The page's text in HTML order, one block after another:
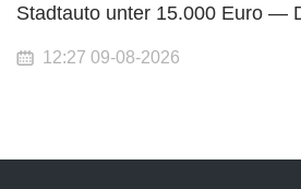
Stadtauto unter 15.000 Euro —
12:27 09-08-2026